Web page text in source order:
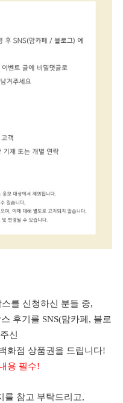
를 신청하신 분들 중,
후기를 SNS(맘카페, 블로
신
화점 상품권을 드립니다!
용 필수!
를 참고 부탁드리고,